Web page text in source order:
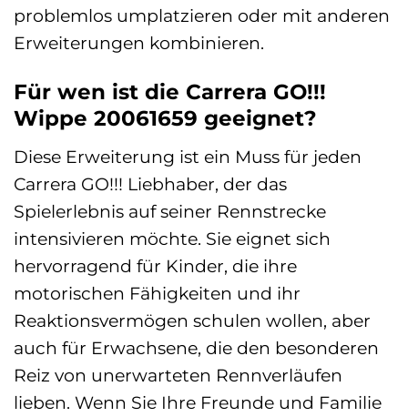
problemlos umplatzieren oder mit anderen
Erweiterungen kombinieren.
Für wen ist die Carrera GO!!!
Wippe 20061659 geeignet?
Diese Erweiterung ist ein Muss für jeden
Carrera GO!!! Liebhaber, der das
Spielerlebnis auf seiner Rennstrecke
intensivieren möchte. Sie eignet sich
hervorragend für Kinder, die ihre
motorischen Fähigkeiten und ihr
Reaktionsvermögen schulen wollen, aber
auch für Erwachsene, die den besonderen
Reiz von unerwarteten Rennverläufen
lieben. Wenn Sie Ihre Freunde und Familie